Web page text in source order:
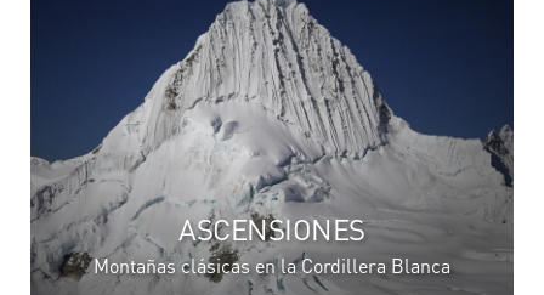
ASCENSIONES
Montañas clásicas en la Cordillera Blanca